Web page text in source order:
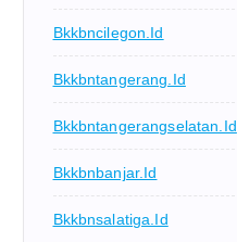
Bkkbncilegon.id
Bkkbntangerang.id
Bkkbntangerangselatan.id
Bkkbnbanjar.id
Bkkbnsalatiga.id